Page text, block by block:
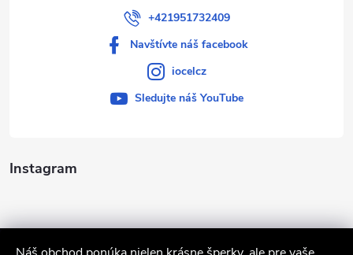
Instagram
+421951732409
Navštívte náš facebook
iocelcz
Sledujte náš YouTube